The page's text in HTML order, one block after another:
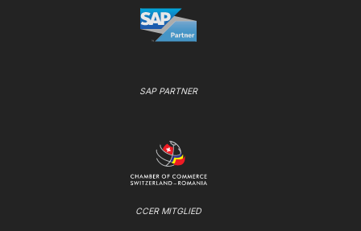
SAP PARTNER
CCER MITGLIED